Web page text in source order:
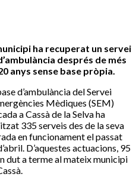
ha recuperat un servei
després de més
anys sense base pròpia.
d’ambulància del Servei
Mèdiques (SEM)
a Cassà de la Selva ha
335 serveis des de la seva
en funcionament el passat
D’aquestes actuacions, 95
dut a terme al mateix municipi